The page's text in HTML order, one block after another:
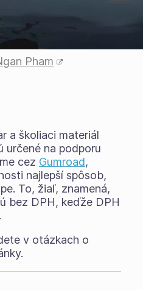
Pham
a školiaci materiál
určené na podporu
cez Gumroad,
najlepší spôsob,
To, žiaľ, znamená,
bez DPH, keďže DPH
v otázkach o